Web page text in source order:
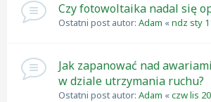
Czy fotowoltaika nadal się
Ostatni post autor: Adam «ndz sty
Jak zapanować nad
w dziale utrzymania ruchu?
Ostatni post autor: Adam «czw lis